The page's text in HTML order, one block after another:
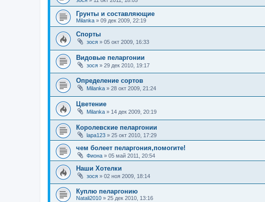
Грунты и составляющие
Milanka » 09 дек 2009, 22:19
Спорты
зося » 05 окт 2009, 16:33
Видовые пеларгонии
зося » 29 дек 2010, 19:17
Определение сортов
Milanka » 28 окт 2009, 21:24
Цветение
Milanka » 14 дек 2009, 20:19
Королевские пеларгонии
lapa123 » 25 окт 2010, 17:29
чем болеет пеларгония,помогите!
Фиона » 05 май 2011, 20:54
Наши Хотелки
зося » 02 ноя 2009, 18:14
Куплю пеларгонию
Natali2010 » 25 дек 2010, 13:16